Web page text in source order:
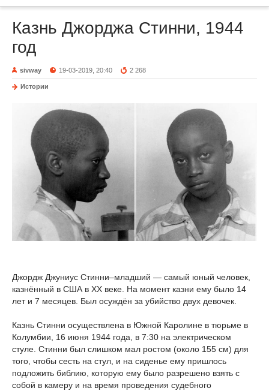
Казнь Джорджа Стинни, 1944
год
sivway 19-03-2019, 20:40 2 268
Истории
Джордж Джуниус Стинни–младший — самый юный человек,
казнённый в США в XX веке. На момент казни ему было 14
лет и 7 месяцев. Был осуждён за убийство двух девочек.
Казнь Стинни осуществлена в Южной Каролине в тюрьме в
Колумбии, 16 июня 1944 года, в 7:30 на электрическом
стуле. Стинни был слишком мал ростом (около 155 см) для
того, чтобы сесть на стул, и на сиденье ему пришлось
подложить библию, которую ему было разрешено взять с
собой в камеру и на время проведения судебного